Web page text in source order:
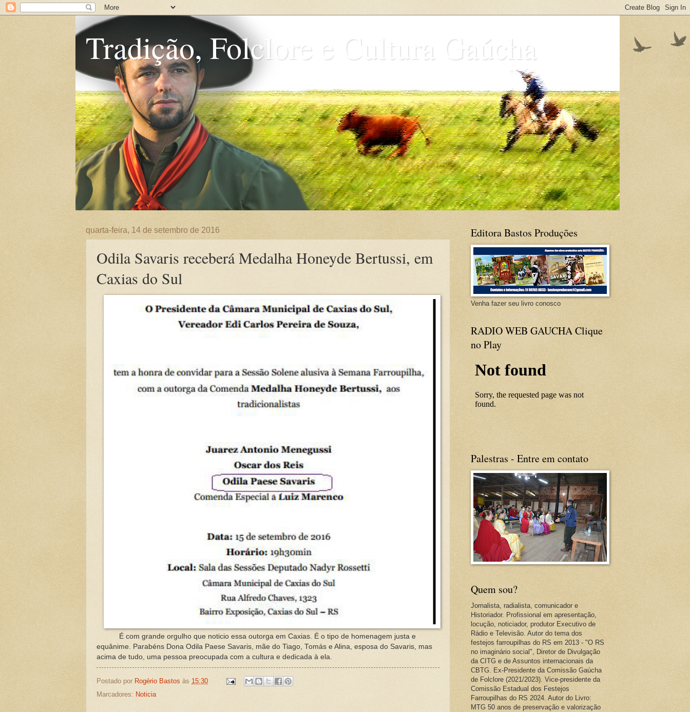
Tradição, Folclore e Cultura Gaúcha
quarta-feira, 14 de setembro de 2016
Odila Savaris receberá Medalha Honeyde Bertussi, em
Caxias do Sul
É com grande orgulho que noticio essa outorga em Caxias. É o tipo de homenagem justa e
equânime. Parabéns Dona Odila Paese Savaris, mãe do Tiago, Tomás e Alina, esposa do Savaris, mas
acima de tudo, uma pessoa preocupada com a cultura e dedicada à ela.
Postado por Rogério Bastos às 15:30
Marcadores: Noticia
Editora Bastos Produções
Venha fazer seu livro conosco
RADIO WEB GAUCHA Clique
no Play
Palestras - Entre em contato
Quem sou?
Jornalista, radialista, comunicador e
Historiador. Profissional em apresentação,
locução, noticiador, produtor Executivo de
Rádio e Televisão. Autor do tema dos
festejos farroupilhas do RS em 2013 - "O RS
no imaginário social", Diretor de Divulgação
da CITG e de Assuntos internacionais da
CBTG. Ex-Presidente da Comissão Gaúcha
de Folclore (2021/2023). Vice-presidente da
Comissão Estadual dos Festejos
Farroupilhas do RS 2024. Autor do Livro:
MTG 50 anos de preservação e valorização